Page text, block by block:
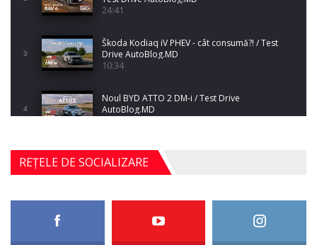
24:41
3
Škoda Kodiaq iV PHEV - cât consumă?! / Test
Drive AutoBlog.MD
10:34
4
Noul BYD ATTO 2 DM-i / Test Drive
AutoBlog.MD
17:35
5
Noul Mercedes-Benz S-Class facelift (S 580
4MATIC V223) / Test Drive AutoBlog.MD
27:33
REȚELE DE SOCIALIZARE